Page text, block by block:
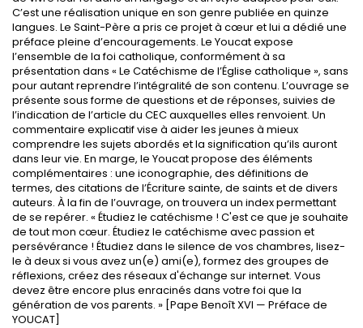
C’est une réalisation unique en son genre publiée en quinze
langues. Le Saint-Père a pris ce projet à cœur et lui a dédié une
préface pleine d’encouragements. Le Youcat expose
l’ensemble de la foi catholique, conformément à sa
présentation dans « Le Catéchisme de l’Église catholique », sans
pour autant reprendre l’intégralité de son contenu. L’ouvrage se
présente sous forme de questions et de réponses, suivies de
l’indication de l’article du CEC auxquelles elles renvoient. Un
commentaire explicatif vise à aider les jeunes à mieux
comprendre les sujets abordés et la signification qu’ils auront
dans leur vie. En marge, le Youcat propose des éléments
complémentaires : une iconographie, des définitions de
termes, des citations de l’Écriture sainte, de saints et de divers
auteurs. À la fin de l’ouvrage, on trouvera un index permettant
de se repérer. « Étudiez le catéchisme ! C'est ce que je souhaite
de tout mon cœur. Étudiez le catéchisme avec passion et
persévérance ! Étudiez dans le silence de vos chambres, lisez-
le à deux si vous avez un(e) ami(e), formez des groupes de
réflexions, créez des réseaux d'échange sur internet. Vous
devez être encore plus enracinés dans votre foi que la
génération de vos parents. » [Pape Benoît XVI — Préface de
YOUCAT]